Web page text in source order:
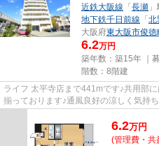
近鉄大阪線 「長瀬
地下鉄千日前線 「北
大阪府東大阪市俊徳
6.2万円
築年数：築15年 ｜
階数：8階建
ライフ 太平寺店まで441mです♪共用部
揃っております♪通風良好の涼しく気持
の物件から100mのところに駐...
6.2万円
(管理費・共